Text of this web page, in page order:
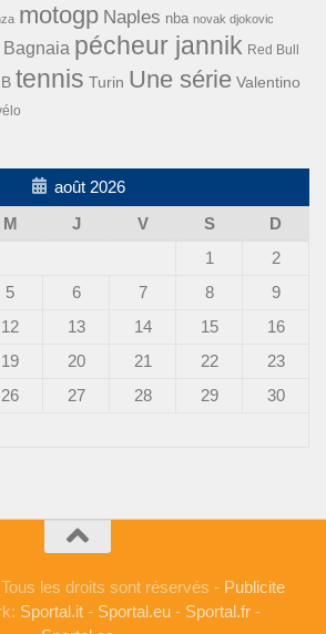
motogp Naples nba novak djokovic
Bagnaia pécheur jannik Red Bull
tennis Turin Une série Valentino
août 2026
M J V S
D
1
2
5 6 7 8
9
12 13 14 15
16
19 20 21 22
23
26 27 28 29
30
les droits sont réservés - Publicite
Sportal.it - Sportal.eu - Sportal.fr -